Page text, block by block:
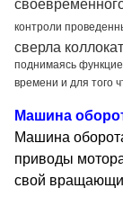
контроли
сверла
поднимаясь
времени и для того
Машина
Машина
приводы
свой